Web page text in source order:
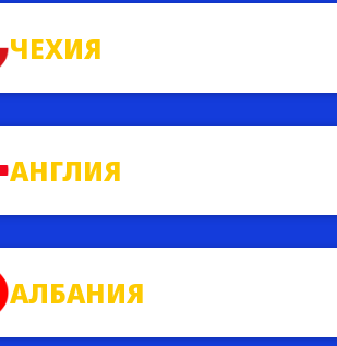
ЧЕХИЯ
АНГЛИЯ
АЛБАНИЯ